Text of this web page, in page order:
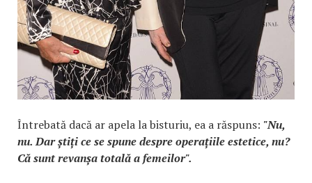
Întrebată dacă ar apela la bisturiu, ea a răspuns: "Nu,
nu. Dar știți ce se spune despre operațiile estetice, nu?
Că sunt revanșa totală a femeilor".